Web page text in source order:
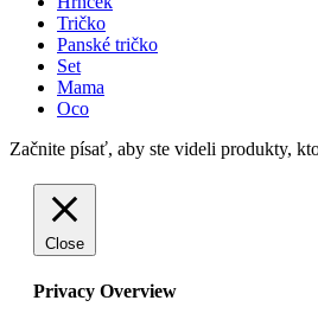
Tričko
Panské tričko
Set
Mama
Oco
Začnite písať, aby ste videli produkty,
Close
Privacy Overview